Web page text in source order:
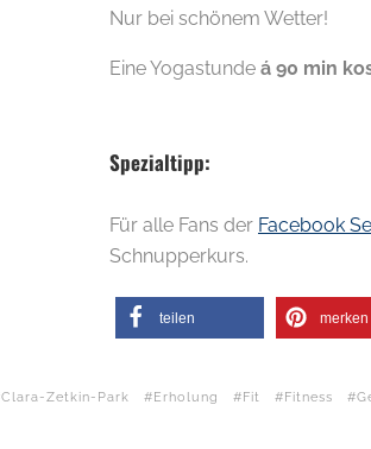
Nur bei schönem Wetter!
Eine Yogastunde á 90 min
Spezialtipp:
Für alle Fans der Facebook
Schnupperkurs.
teilen merken
Clara-Zetkin-Park Erholung Fit Fitness